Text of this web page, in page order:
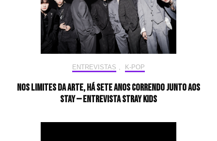
ENTREVISTAS , K-POP
Nos limites da arte, há sete anos correndo junto aos
STAY — Entrevista Stray Kids